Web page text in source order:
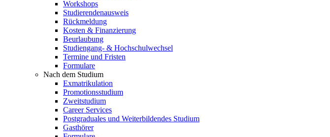
Workshops
Studierendenausweis
Rückmeldung
Kosten & Finanzierung
Beurlaubung
Studiengang- & Hochschulwechsel
Termine und Fristen
Formulare
Nach dem Studium
Exmatrikulation
Promotionsstudium
Zweitstudium
Career Services
Postgraduales und Weiterbildendes Studium
Gasthörer